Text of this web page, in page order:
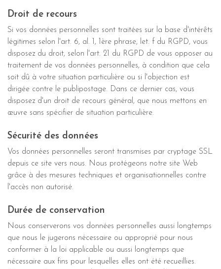
Droit de recours
Si vos données personnelles sont traitées sur la base d'intérêts
légitimes selon l'art. 6, al. 1, 1ère phrase, let. f du RGPD, vous
disposez du droit, selon l'art. 21 du RGPD de vous opposer au
traitement de vos données personnelles, à condition que cela
soit dû à votre situation particulière ou si l'objection est
dirigée contre le publipostage. Dans ce dernier cas, vous
disposez d'un droit de recours général, que nous mettons en
œuvre sans spécifier de situation particulière.
Sécurité des données
Vos données personnelles seront transmises par cryptage SSL
depuis ce site vers nous. Nous protégeons notre site Web
grâce à des mesures techniques et organisationnelles contre
l'accès non autorisé.
Durée de conservation
Nous conserverons vos données personnelles aussi longtemps
que nous le jugerons nécessaire ou approprié pour nous
conformer à la loi applicable ou aussi longtemps que
nécessaire aux fins pour lesquelles elles ont été recueillies.